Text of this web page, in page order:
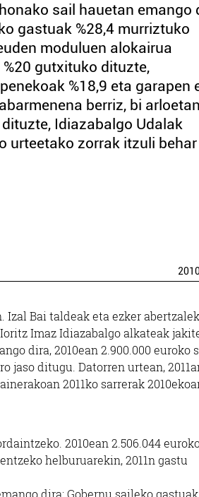
sail hauetan emango
gastuak %28,4 murriztuko
moduluen alokairua
gutxituko dituzte,
%18,9 eta garapen
berriz, bi arloetan
Idiazabalgo Udalak
urteetako zorrak itzuli behar
Izal Bai taldeak eta ezker
Imaz Idiazabalgo alkateak
dira, 2010ean 2.900.000 euroko
jaso ditugu. Datorren urtean,
2011ko sarrerak
2010ean 2.506.044
helburuarekin, 2011n gastu
dira: Gobernu saileko gastuak